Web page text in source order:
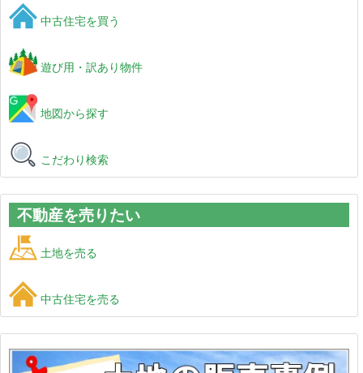
中古住宅を買う
遊び用・訳あり物件
地図から探す
こだわり検索
不動産を売りたい
土地を売る
中古住宅を売る